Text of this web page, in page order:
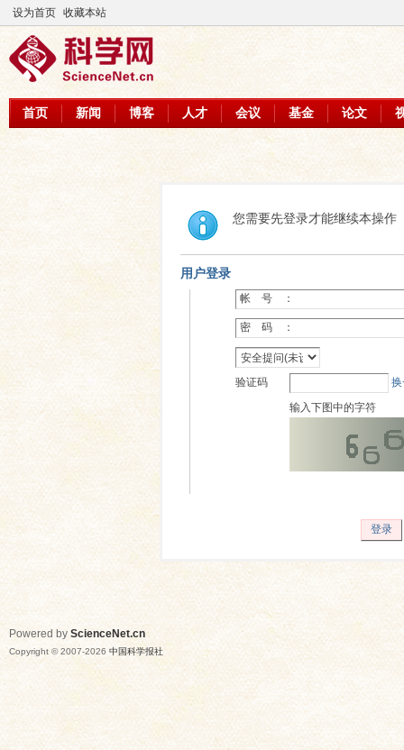
设为首页 收藏本站
首页 新闻 博客 人才 会议 基金 论文
您需要先登录才能继续本操作
用户登录
帐 号 ：
密 码 ：
验证码
输入下图中的字符
登录
Powered by ScienceNet.cn
Copyright © 2007-2026 中国科学报社